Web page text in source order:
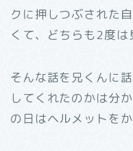
クに押しつぶされた
くて、どちらも2度は
そんな話を兄くんに
してくれたのかは分
の日はヘルメットを